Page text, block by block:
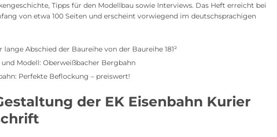
Tipps für den Modellbau sowie Interviews. Das Heft erreicht bei
von etwa 100 Seiten und erscheint vorwiegend im deutschsprachigen
lange Abschied der Baureihe von der Baureihe 181²
Modell: Oberweißbacher Bergbahn
Perfekte Beflockung – preiswert!
der EK Eisenbahn Kurier